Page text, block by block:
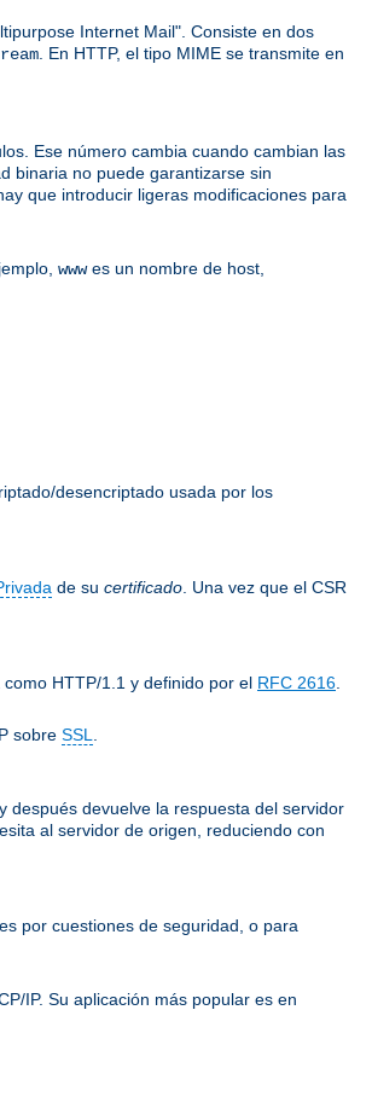
Internet Mail". Consiste en dos
. En HTTP, el tipo MIME se transmite en
Ese número cambia cuando cambian las
binaria no puede garantizarse sin
que introducir ligeras modificaciones para
wwwes un nombre de host,
desencriptado usada por los
de su certificado . Una vez que el CSR
HTTP/1.1 y definido por el RFC 2616
sobre SSL
después devuelve la respuesta del servidor
al servidor de origen, reduciendo con
por cuestiones de seguridad, o para
IP. Su aplicación más popular es en